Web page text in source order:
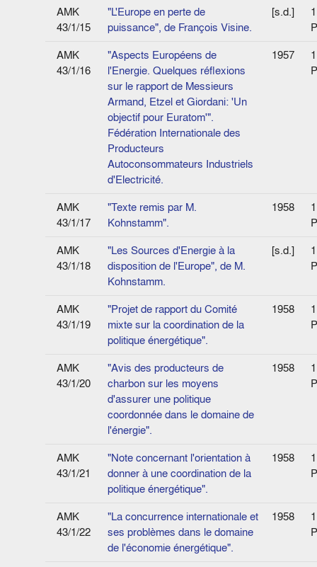
AMK
43/1/15
"L'Europe en perte de
puissance", de François Visine.
[s.d.]
1
AMK
43/1/16
"Aspects Européens de
l'Energie. Quelques réflexions
sur le rapport de Messieurs
Armand, Etzel et Giordani: 'Un
objectif pour Euratom'".
Fédération Internationale des
Producteurs
Autoconsommateurs Industriels
d'Electricité.
1957
1
AMK
43/1/17
"Texte remis par M.
Kohnstamm".
1958
1
AMK
43/1/18
"Les Sources d'Energie à la
disposition de l'Europe", de M.
Kohnstamm.
[s.d.]
1
AMK
43/1/19
"Projet de rapport du Comité
mixte sur la coordination de la
politique énergétique".
1958
1
AMK
43/1/20
"Avis des producteurs de
charbon sur les moyens
d'assurer une politique
coordonnée dans le domaine de
l'énergie".
1958
1
AMK
43/1/21
"Note concernant l'orientation à
donner à une coordination de la
politique énergétique".
1958
1
AMK
43/1/22
"La concurrence internationale et
ses problèmes dans le domaine
de l'économie énergétique".
1958
1